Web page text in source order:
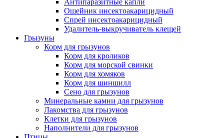
Антипаразитные капли
Ошейник инсектоакарицидный
Спрей инсектоакарицидный
Удалитель-выкручиватель клещей
Грызуны
Корм для грызунов
Корм для кроликов
Корм для морской свинки
Корм для хомяков
Корм для шиншилл
Сено для грызунов
Минеральные камни для грызунов
Лакомства для грызунов
Клетки для грызунов
Наполнители для грызунов